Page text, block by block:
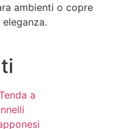
ambienti o copre